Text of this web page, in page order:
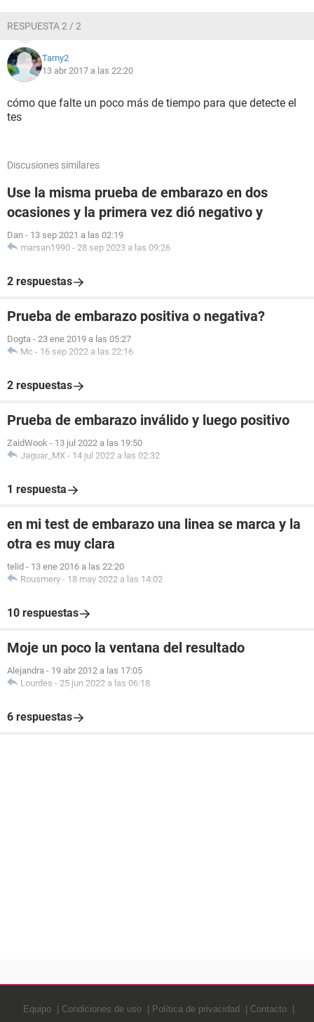
RESPUESTA 2 / 2
Tamy2
13 abr 2017 a las 22:20
cómo que falte un poco más de tiempo para que detecte el
tes
Discusiones similares
Use la misma prueba de embarazo en dos
ocasiones y la primera vez dió negativo y
Dan - 13 sep 2021 a las 02:19
marsan1990 - 28 sep 2023 a las 09:26
2 respuestas
Prueba de embarazo positiva o negativa?
Dogta - 23 ene 2019 a las 05:27
Mc - 16 sep 2022 a las 22:16
2 respuestas
Prueba de embarazo inválido y luego positivo
ZaidWook - 13 jul 2022 a las 19:50
Jaguar_MX - 14 jul 2022 a las 02:32
1 respuesta
en mi test de embarazo una linea se marca y la
otra es muy clara
telid - 13 ene 2016 a las 22:20
Rousmery - 18 may 2022 a las 14:02
10 respuestas
Moje un poco la ventana del resultado
Alejandra - 19 abr 2012 a las 17:05
Lourdes - 25 jun 2022 a las 06:18
6 respuestas
Equipo Condiciones de uso Política de privacidad Contacto